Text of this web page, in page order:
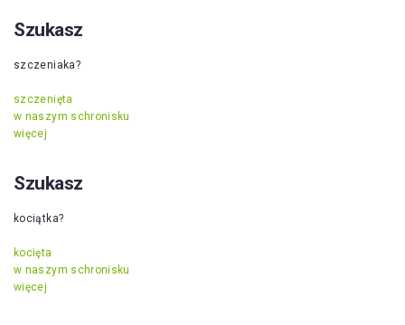
Szukasz
szczeniaka?
szczenięta
w naszym schronisku
więcej
Szukasz
kociątka?
kocięta
w naszym schronisku
więcej